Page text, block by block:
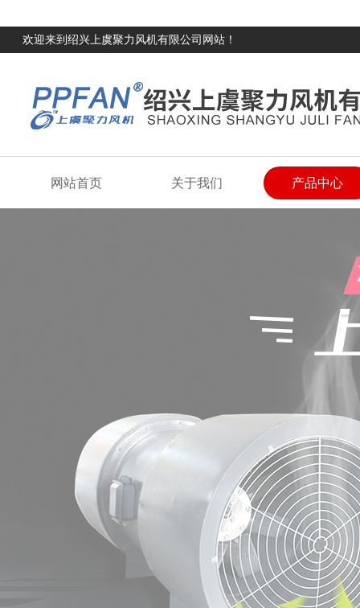
欢迎来到绍兴上虞聚力风机有限公司网站！
网站首页 关于我们 产品中心